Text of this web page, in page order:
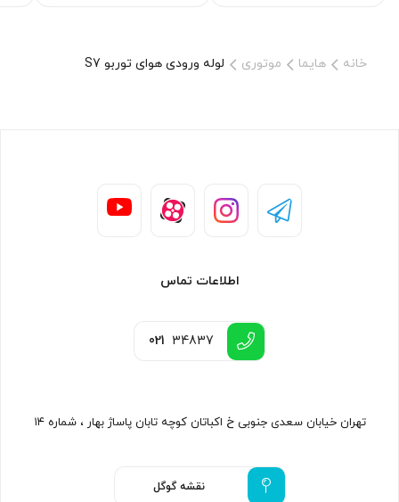
خانه هایما موتوری لوله ورودی هوای توربو S7
اطلاعات تماس
021 34837
تهران خیابان سعدی جنوبی خ اکباتان کوچه تابان پاساژ بهار ، شماره ۱۴
نقشه گوگل